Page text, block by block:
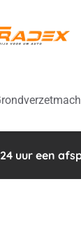
uur een